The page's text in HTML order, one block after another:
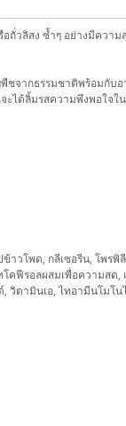
อถั่วลิสง ซ้ำๆ อย่างมีคว
จากธรรมชาติพร้อมกับ
ลิ้มรสความพึงพอใจใน
วโพด, กลีเซอรีน, โพร
ฟีรอลผสมเพื่อความสด
วิตามินเอ, ไทอามีนโมโ